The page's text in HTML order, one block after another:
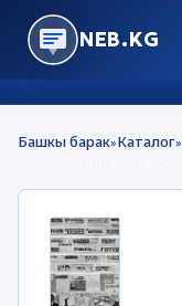
NEB.KG
Башкы барак»Каталог»